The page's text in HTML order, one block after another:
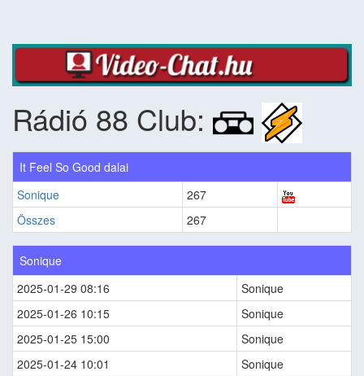
Rádió 88 Club:
It Feel So Good dalai
Sonique
267
Összes
267
Sonique
2025-01-29 08:16
Sonique
2025-01-26 10:15
Sonique
2025-01-25 15:00
Sonique
2025-01-24 10:01
Sonique